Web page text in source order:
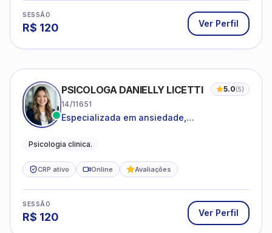
SESSÃO
R$ 120 Ver Perfil
PSICOLOGA DANIELLY LICETTI 5.0(5)
14/11651
Especializada em ansiedade,
Psicologia clinica.
CRP ativo Online Avaliações
SESSÃO
R$ 120 Ver Perfil